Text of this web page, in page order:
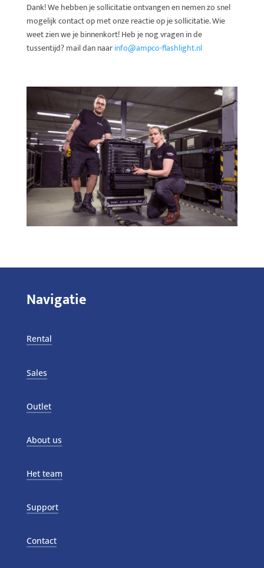
Dank! We hebben je sollicitatie ontvangen en nemen zo snel
mogelijk contact op met onze reactie op je sollicitatie. Wie
weet zien we je binnenkort! Heb je nog vragen in de
tussentijd? mail dan naarinfo@ampco-flashlight.nl
Navigatie
Rental
Sales
Outlet
About us
Het team
Support
Contact